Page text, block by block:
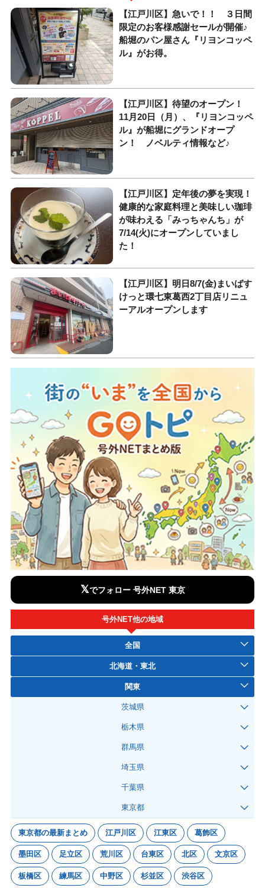
【江戸川区】急いで！！ ３日間
限定のお客様感謝セールが開催♪
船堀のパン屋さん『リヨンコッペ
ル』がお得。
【江戸川区】待望のオープン！
11月20日（月）、『リヨンコッペ
ル』が船堀にグランドオープ
ン！ ノベルティ情報など♪
【江戸川区】定年後の夢を実現！
健康的な家庭料理と美味しい珈琲
が味わえる「みっちゃんち」が
7/14(火)にオープンしていまし
た！
【江戸川区】明日8/7(金)まいばす
けっと環七東葛西2丁目店リニュ
ーアルオープンします
𝕏でフォロー 号外NET 東京
号外NET他の地域
全国
北海道・東北
関東
茨城県
栃木県
群馬県
埼玉県
千葉県
東京都
東京都の最新まとめ 江戸川区 江東区 葛飾区
墨田区 足立区 荒川区 台東区 北区 文京区
板橋区 練馬区 中野区 杉並区 渋谷区